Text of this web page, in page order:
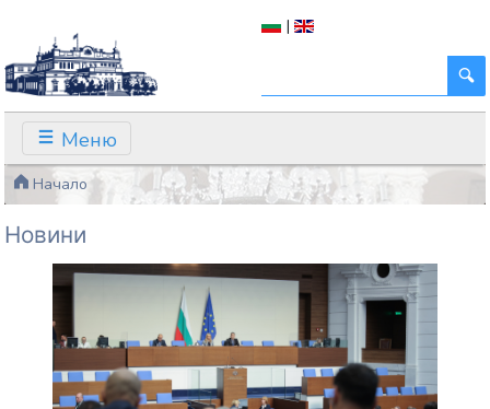
|
Меню
Начало
Новини